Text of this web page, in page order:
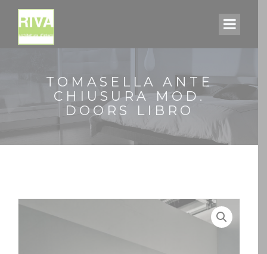
TOMASELLA ANTE
CHIUSURA MOD.
DOORS LIBRO